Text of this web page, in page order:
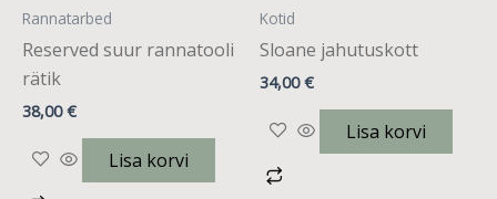
Rannatarbed
Reserved suur rannatooli
rätik
38,00€
Lisa korvi
Kotid
Sloane jahutuskott
34,00€
Lisa korvi